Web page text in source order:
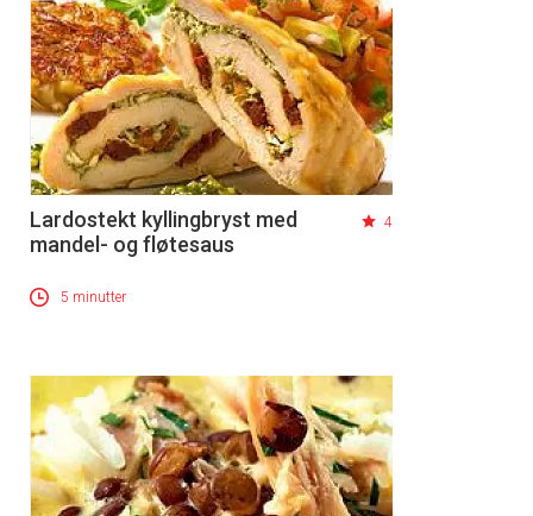
Lardostekt kyllingbryst med
mandel- og fløtesaus
4
5 minutter